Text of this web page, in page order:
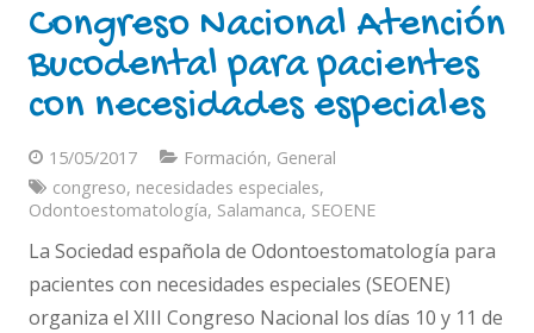
Congreso Nacional Atención
Bucodental para pacientes
con necesidades especiales
15/05/2017 Formación, General
congreso, necesidades especiales,
Odontoestomatología, Salamanca, SEOENE
La Sociedad española de Odontoestomatología para
pacientes con necesidades especiales (SEOENE)
organiza el XIII Congreso Nacional los días 10 y 11 de